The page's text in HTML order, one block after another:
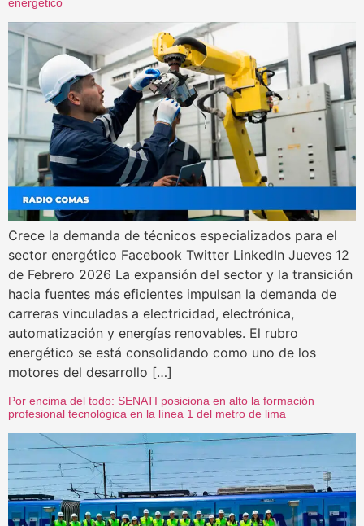
Crece la demanda de técnicos especializados para el
sector energético Facebook Twitter LinkedIn Jueves 12
de Febrero 2026 La expansión del sector y la transición
hacia fuentes más eficientes impulsan la demanda de
carreras vinculadas a electricidad, electrónica,
automatización y energías renovables. El rubro
energético se está consolidando como uno de los
motores del desarrollo […]
Por encima del todo: SENATI posiciona en alto la formación
profesional tecnológica en la línea 1 del metro de lima